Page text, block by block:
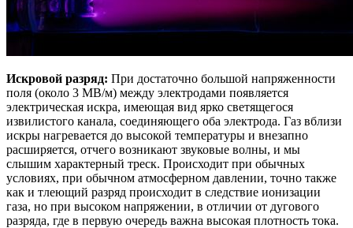
Искровой разряд: При достаточно большой напряженности
поля (около 3 МВ/м) между электродами появляется
электрическая искра, имеющая вид ярко светящегося
извилистого канала, соединяющего оба электрода. Газ вблизи
искры нагревается до высокой температуры и внезапно
расширяется, отчего возникают звуковые волны, и мы
слышим характерный треск. Происходит при обычных
условиях, при обычном атмосферном давлении, точно также
как и тлеющий разряд происходит в следствие ионизации
газа, но при высоком напряжении, в отличии от дугового
разряда, где в первую очередь важна высокая плотность тока.